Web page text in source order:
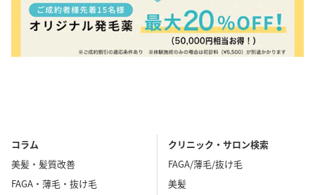
コラム
美髪・髪質改善
FAGA・薄毛・抜け毛
クリニック・サロン検索
FAGA/薄毛/抜け毛
美髪